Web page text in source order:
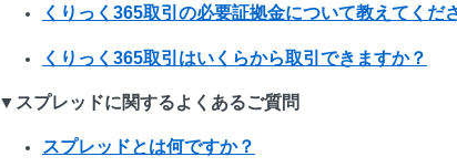
くりっく365取引の必要証拠金について教えてくだ
くりっく365取引はいくらから取引できますか？
▼スプレッドに関するよくあるご質問
スプレッドとは何ですか？